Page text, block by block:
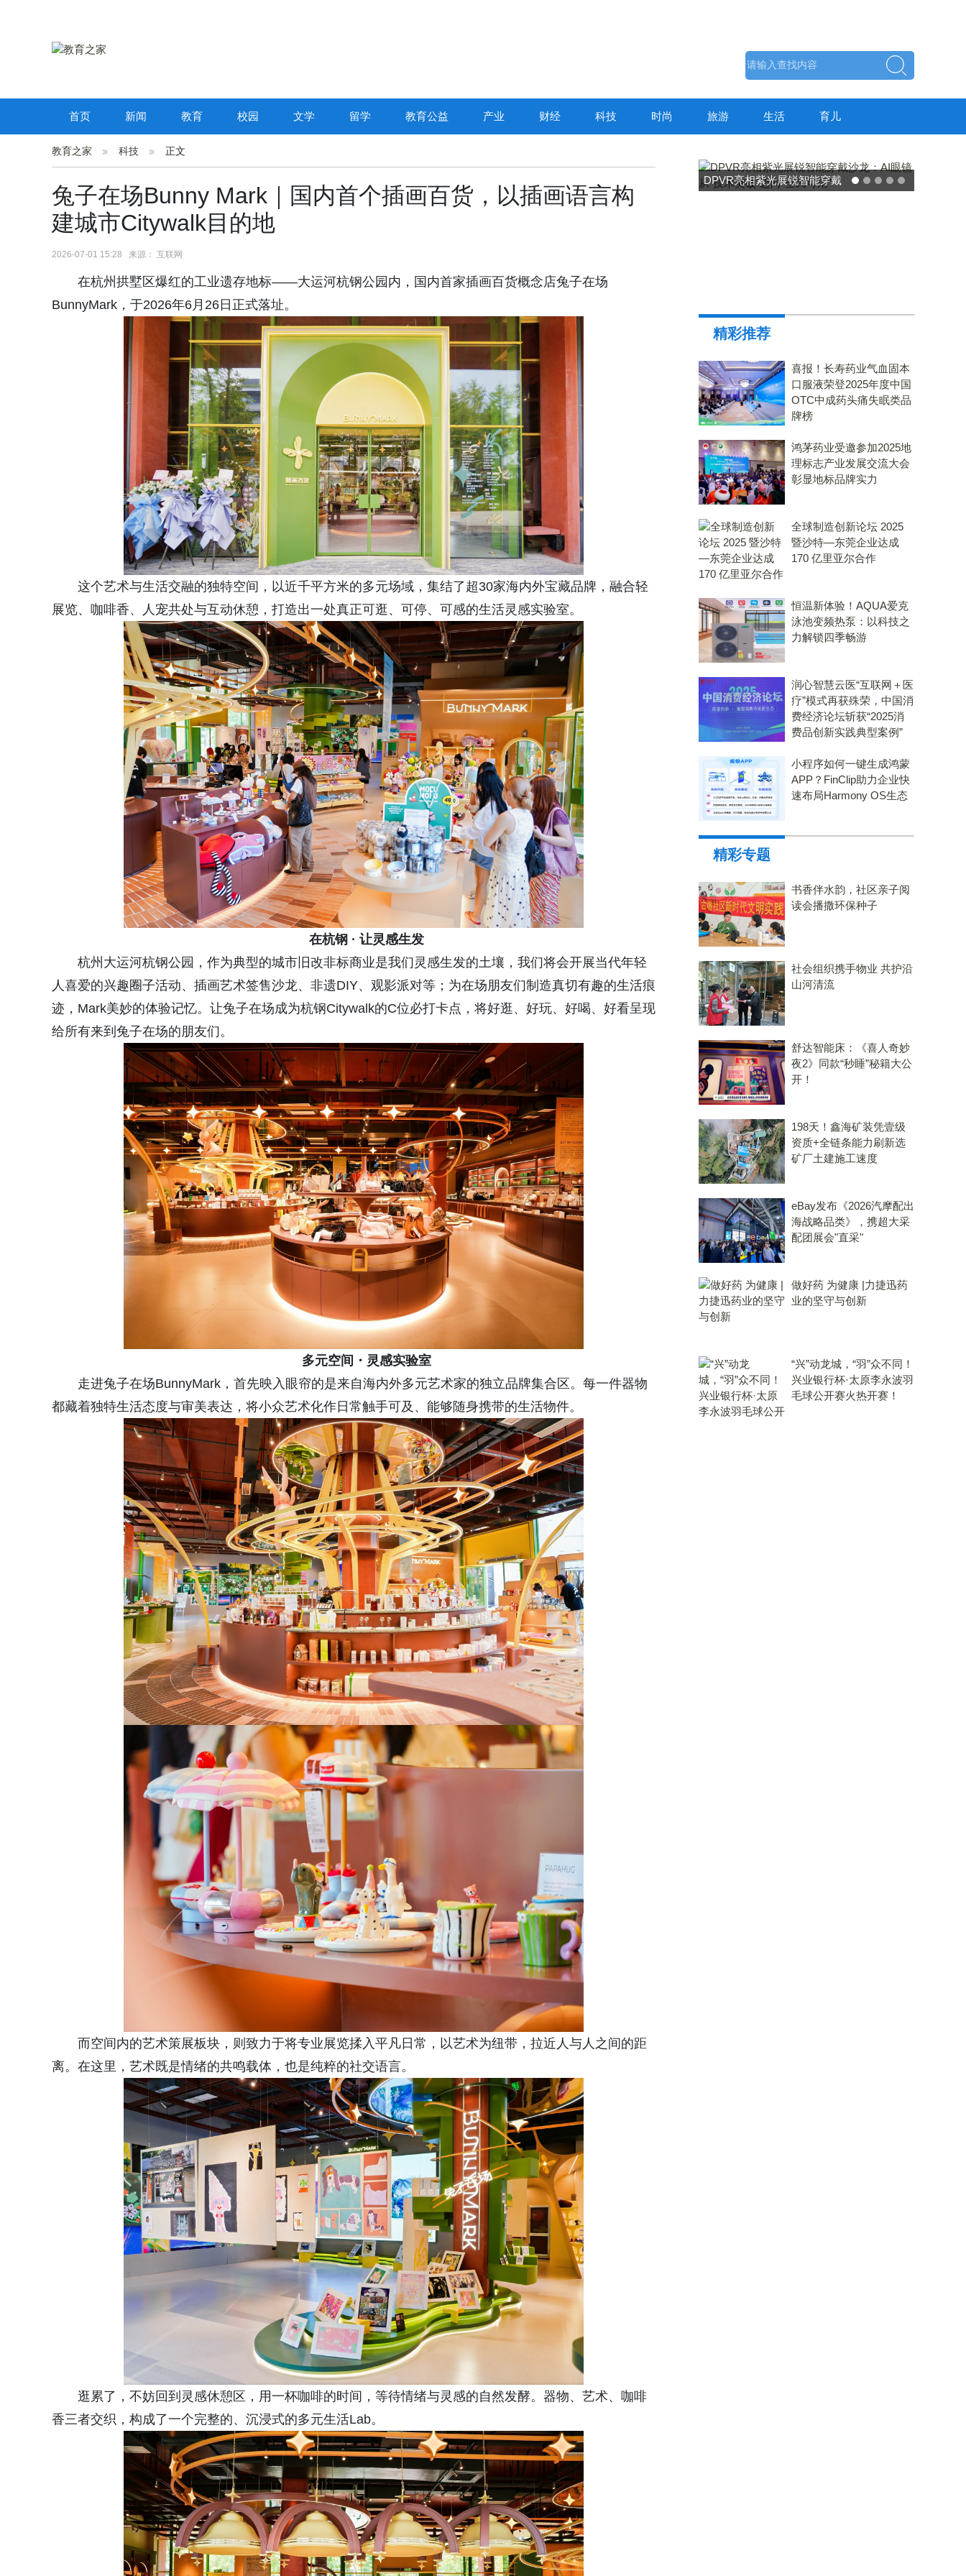
首页 新闻 教育 校园 文学 留学 教育公益 产业 财经 科技 时尚 旅游 生活 育儿
教育之家 科技 正文
兔子在场Bunny Mark｜国内首个插画百货，以插画语言构
建城市Citywalk目的地
2026-07-01 15:28 来源： 互联网
在杭州拱墅区爆红的工业遗存地标——大运河杭钢公园内，国内首家插画百货概念店兔子在场
BunnyMark，于2026年6月26日正式落址。
这个艺术与生活交融的独特空间，以近千平方米的多元场域，集结了超30家海内外宝藏品牌，融合轻
展览、咖啡香、人宠共处与互动休憩，打造出一处真正可逛、可停、可感的生活灵感实验室。
在杭钢 · 让灵感生发
杭州大运河杭钢公园，作为典型的城市旧改非标商业是我们灵感生发的土壤，我们将会开展当代年轻
人喜爱的兴趣圈子活动、插画艺术签售沙龙、非遗DIY、观影派对等；为在场朋友们制造真切有趣的生活痕
迹，Mark美妙的体验记忆。让兔子在场成为杭钢Citywalk的C位必打卡点，将好逛、好玩、好喝、好看呈现
给所有来到兔子在场的朋友们。
多元空间・灵感实验室
走进兔子在场BunnyMark，首先映入眼帘的是来自海内外多元艺术家的独立品牌集合区。每一件器物
都藏着独特生活态度与审美表达，将小众艺术化作日常触手可及、能够随身携带的生活物件。
而空间内的艺术策展板块，则致力于将专业展览揉入平凡日常，以艺术为纽带，拉近人与人之间的距
离。在这里，艺术既是情绪的共鸣载体，也是纯粹的社交语言。
逛累了，不妨回到灵感休憩区，用一杯咖啡的时间，等待情绪与灵感的自然发酵。器物、艺术、咖啡
香三者交织，构成了一个完整的、沉浸式的多元生活Lab。
荣膺2025食品营养健康创新
力大奖
精彩推荐
喜报！长寿药业气血固本
口服液荣登2025年度中国
OTC中成药头痛失眠类品
牌榜
鸿茅药业受邀参加2025地
理标志产业发展交流大会
彰显地标品牌实力
全球制造创新论坛 2025
暨沙特—东莞企业达成
170 亿里亚尔合作
恒温新体验！AQUA爱克
泳池变频热泵：以科技之
力解锁四季畅游
润心智慧云医“互联网＋医
疗”模式再获殊荣，中国消
费经济论坛斩获“2025消
费品创新实践典型案例”
小程序如何一键生成鸿蒙
APP？FinClip助力企业快
速布局Harmony OS生态
精彩专题
书香伴水韵，社区亲子阅
读会播撒环保种子
社会组织携手物业 共护沿
山河清流
舒达智能床：《喜人奇妙
夜2》同款“秒睡”秘籍大公
开！
198天！鑫海矿装凭壹级
资质+全链条能力刷新选
矿厂土建施工速度
eBay发布《2026汽摩配出
海战略品类》，携超大采
配团展会"直采"
做好药 为健康 |力捷迅药
业的坚守与创新
“兴”动龙城，“羽”众不同！
兴业银行杯·太原李永波羽
毛球公开赛火热开赛！